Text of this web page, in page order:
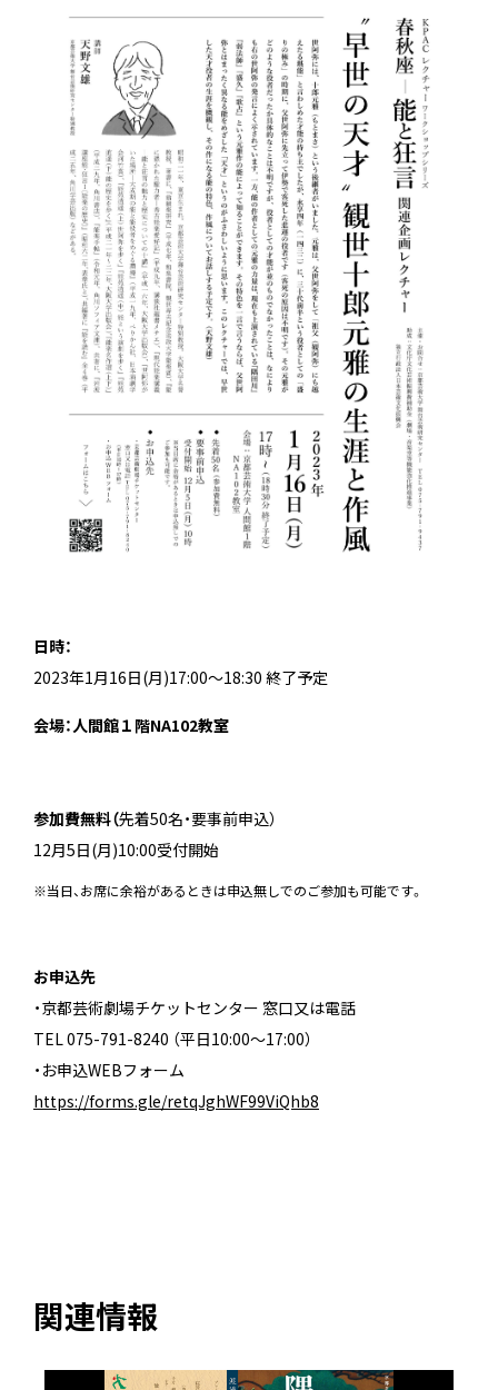
日時：
2023年1月16日(月)17:00～18:30 終了予定
会場：人間館１階NA102教室
参加費無料（先着50名・要事前申込）
12月5日(月)10:00受付開始
※当日、お席に余裕があるときは申込無しでのご参加も可能です。
お申込先
・京都芸術劇場チケットセンター 窓口又は電話
TEL 075-791-8240 （平日10:00～17:00）
・お申込WEBフォーム
https://forms.gle/retqJghWF99ViQhb8
関連情報